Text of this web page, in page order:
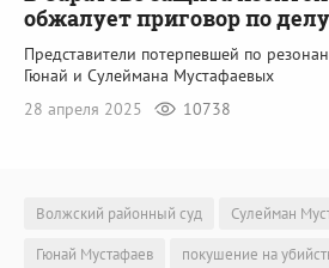
обжалует приговор по
Представители потерпевшей по
Гюнай и Сулеймана Мустафаевых
28 апреля 2025
10738
Волжский районный суд
Сулейман
Гюнай Мустафаев
покушение на